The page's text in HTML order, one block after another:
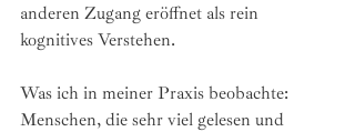
anderen Zugang eröffnet als rein
kognitives Verstehen.
Was ich in meiner Praxis beobachte:
Menschen, die sehr viel gelesen und